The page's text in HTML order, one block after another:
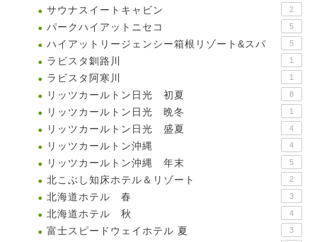
サウナスイートキャビン 2
パークハイアットニセコ 5
ハイアットリージェンシー箱根リゾート&スパ 5
ラビスタ釧路川 1
ラビスタ阿寒川 1
リッツカールトン日光 初夏 8
リッツカールトン日光 晩冬 1
リッツカールトン日光 盛夏 4
リッツカールトン沖縄 4
リッツカールトン沖縄 年末 5
北こぶし知床ホテル＆リゾート 2
北海道ホテル 春 3
北海道ホテル 秋 4
富士スピードウェイホテル 夏 3